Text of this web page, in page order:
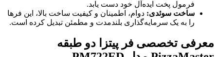
فرمول پخت ایده‌آل خود دست یابد.
ساخت سوئدی: دوام، اطمینان و کیفیت ساخت بالا، این فرها
را به یک سرمایه‌گذاری بلندمدت و مطمئن تبدیل کرده است.
معرفی تخصصی فر پیتزا دو طبقه